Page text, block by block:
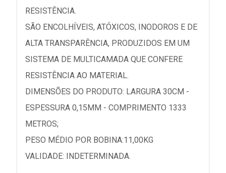
RESISTÊNCIA.
SÃO ENCOLHÍVEIS, ATÓXICOS, INODOROS E DE
ALTA TRANSPARÊNCIA, PRODUZIDOS EM UM
SISTEMA DE MULTICAMADA QUE CONFERE
RESISTÊNCIA AO MATERIAL.
DIMENSÕES DO PRODUTO: LARGURA 30CM -
ESPESSURA 0,15MM - COMPRIMENTO 1333
METROS;
PESO MÉDIO POR BOBINA:11,00KG
VALIDADE: INDETERMINADA.